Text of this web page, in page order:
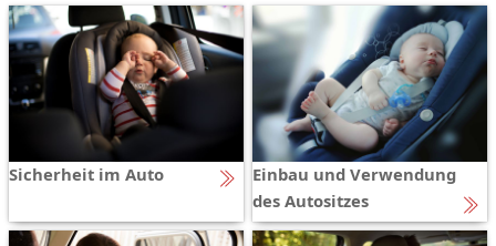
Sicherheit im Auto
Einbau und Verwendung
des Autositzes